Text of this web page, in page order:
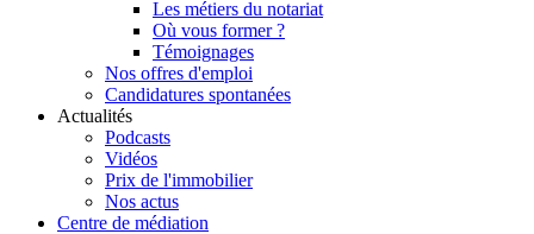
Les métiers du notariat
Où vous former ?
Témoignages
Nos offres d'emploi
Candidatures spontanées
Actualités
Podcasts
Vidéos
Prix de l'immobilier
Nos actus
Centre de médiation